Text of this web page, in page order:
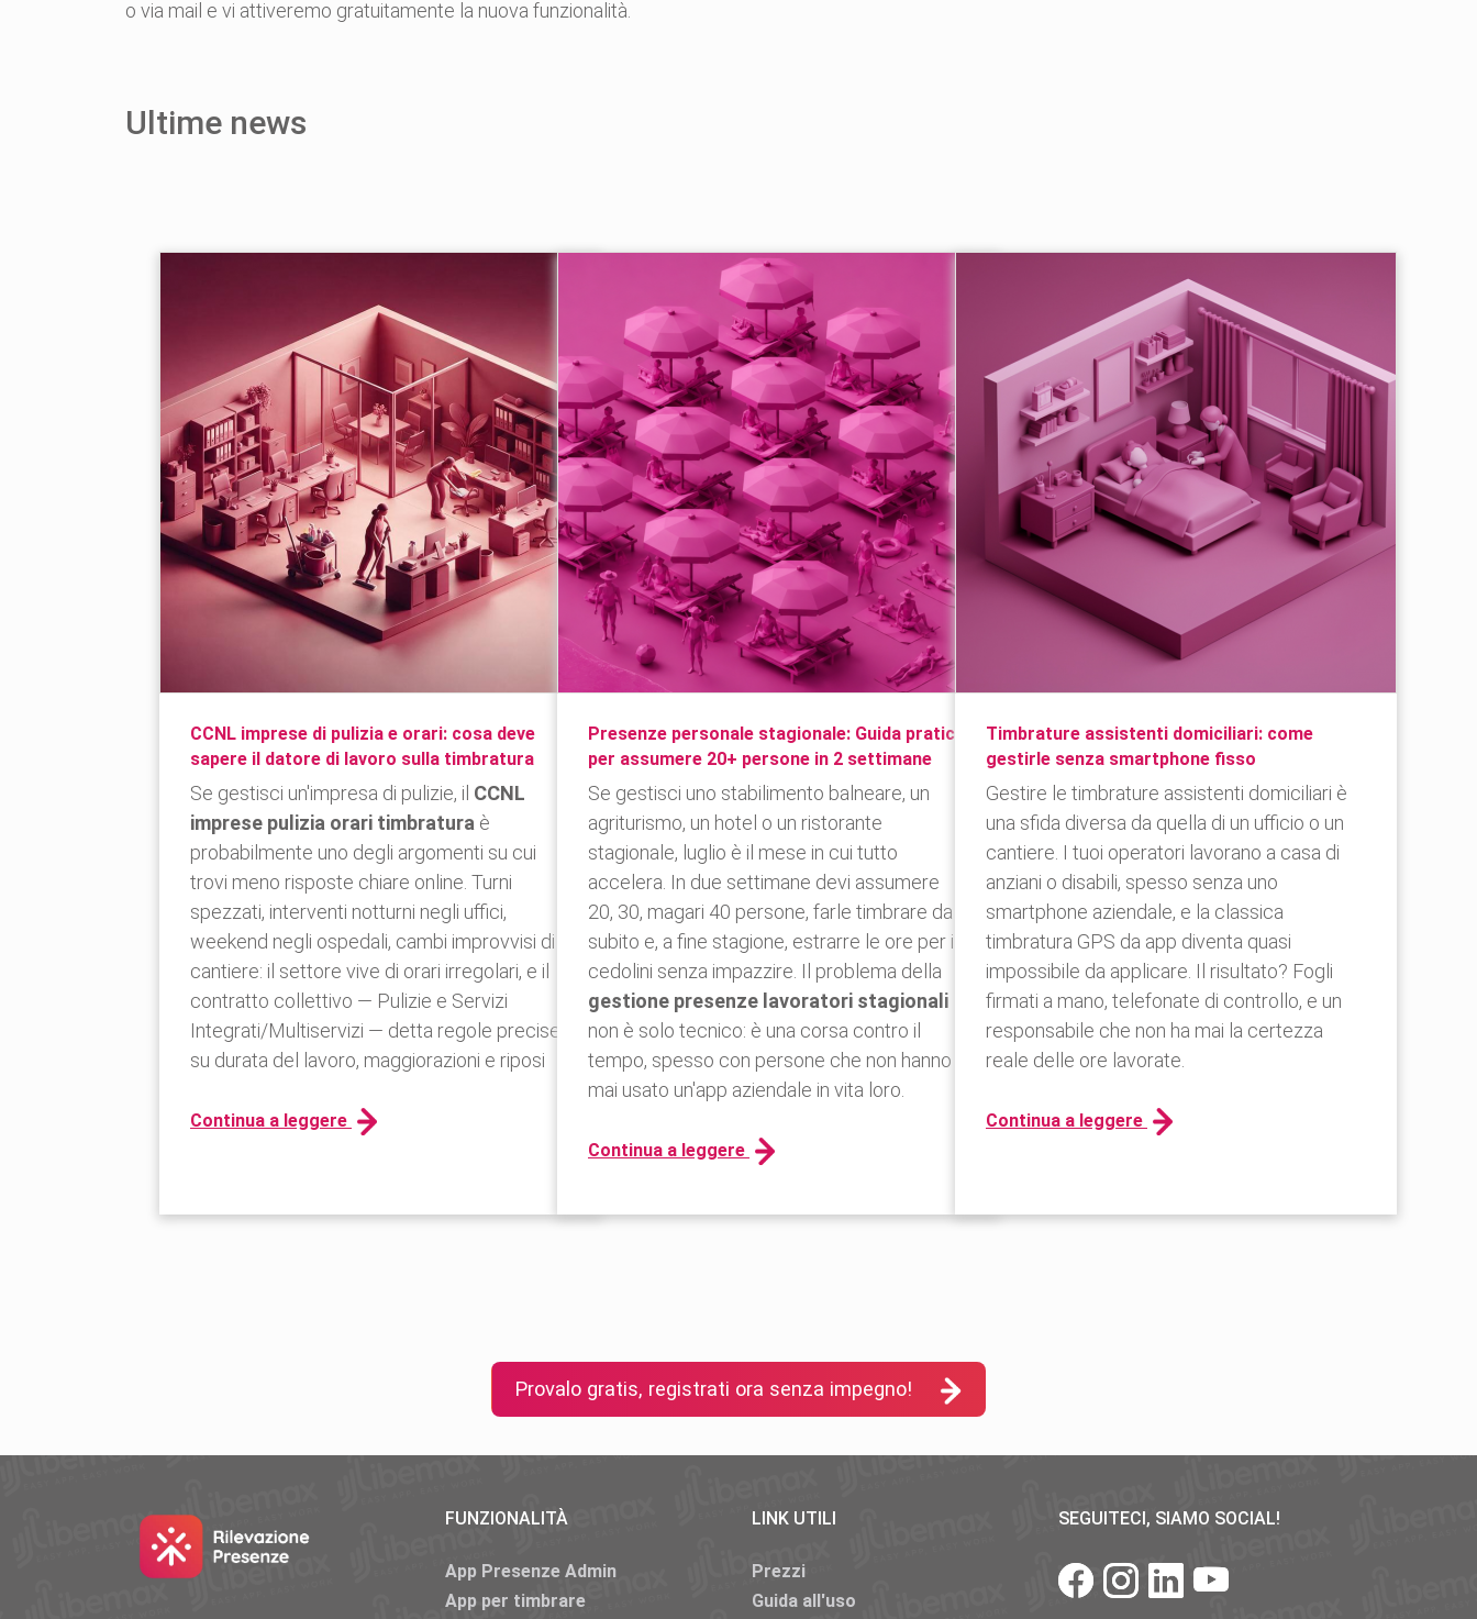
o via mail e vi attiveremo gratuitamente la nuova funzionalità.
Ultime news
CCNL imprese di pulizia e orari: cosa deve
sapere il datore di lavoro sulla timbratura
Se gestisci un'impresa di pulizie, il CCNL
imprese pulizia orari timbratura è
probabilmente uno degli argomenti su cui
trovi meno risposte chiare online. Turni
spezzati, interventi notturni negli uffici,
weekend negli ospedali, cambi improvvisi di
cantiere: il settore vive di orari irregolari, e il
contratto collettivo — Pulizie e Servizi
Integrati/Multiservizi — detta regole precise
su durata del lavoro, maggiorazioni e riposi
Continua a leggere
Presenze personale stagionale: Guida pratica
per assumere 20+ persone in 2 settimane
Se gestisci uno stabilimento balneare, un
agriturismo, un hotel o un ristorante
stagionale, luglio è il mese in cui tutto
accelera. In due settimane devi assumere
20, 30, magari 40 persone, farle timbrare da
subito e, a fine stagione, estrarre le ore per i
cedolini senza impazzire. Il problema della
gestione presenze lavoratori stagionali
non è solo tecnico: è una corsa contro il
tempo, spesso con persone che non hanno
mai usato un'app aziendale in vita loro.
Continua a leggere
Timbrature assistenti domiciliari: come
gestirle senza smartphone fisso
Gestire le timbrature assistenti domiciliari è
una sfida diversa da quella di un ufficio o un
cantiere. I tuoi operatori lavorano a casa di
anziani o disabili, spesso senza uno
smartphone aziendale, e la classica
timbratura GPS da app diventa quasi
impossibile da applicare. Il risultato? Fogli
firmati a mano, telefonate di controllo, e un
responsabile che non ha mai la certezza
reale delle ore lavorate.
Continua a leggere
Provalo gratis, registrati ora senza impegno!
FUNZIONALITÀ
App Presenze Admin
App per timbrare
LINK UTILI
Prezzi
Guida all'uso
SEGUITECI, SIAMO SOCIAL!